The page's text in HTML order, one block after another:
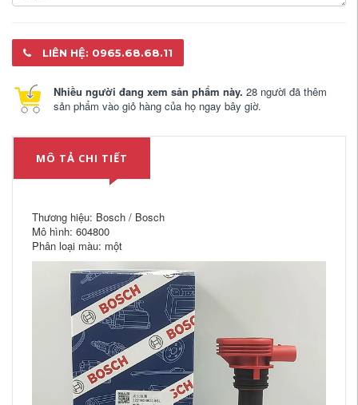
LIÊN HỆ: 0965.68.68.11
Nhiều người đang xem sản phẩm này. 28 người đã thêm
sản phẩm vào giỏ hàng của họ ngay bây giờ.
MÔ TẢ CHI TIẾT
Thương hiệu: Bosch / Bosch
Mô hình: 604800
Phân loại màu: một